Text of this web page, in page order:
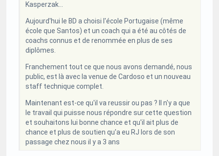
Kasperzak...
Aujourd'hui le BD a choisi l'école Portugaise (même
école que Santos) et un coach qui a été au côtés de
coachs connus et de renommée en plus de ses
diplômes.
Franchement tout ce que nous avons demandé, nous
public, est là avec la venue de Cardoso et un nouveau
staff technique complet.
Maintenant est-ce qu'il va reussir ou pas ? Il n'y a que
le travail qui puisse nous répondre sur cette question
et souhaitons lui bonne chance et qu'il ait plus de
chance et plus de soutien qu'a eu RJ lors de son
passage chez nous il y a 3 ans